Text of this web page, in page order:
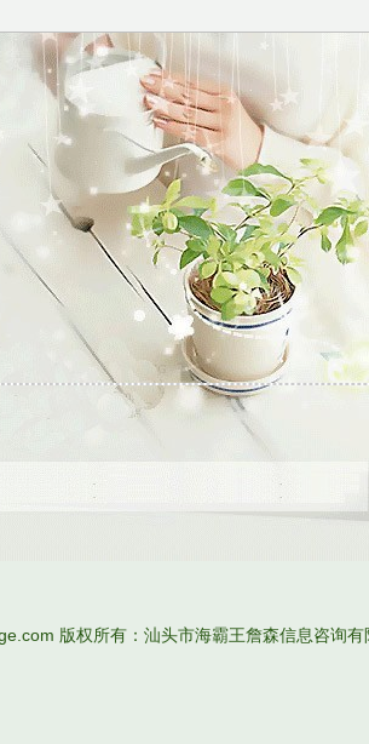
版权所有：汕头市海霸王詹森信息咨询有